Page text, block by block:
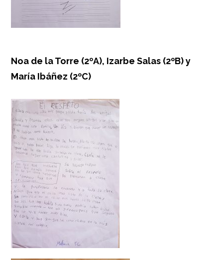
Noa de la Torre (2ºA), Izarbe Salas (2ºB) y
María Ibáñez (2ºC)